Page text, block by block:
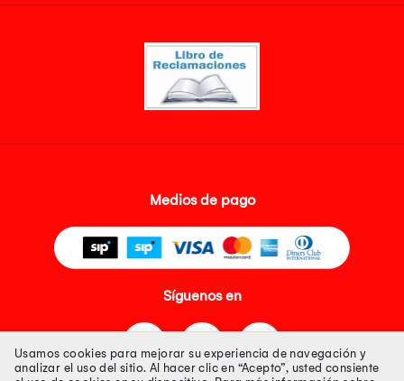
Medios de pago
Síguenos en
Usamos cookies para mejorar su experiencia de navegación y
analizar el uso del sitio. Al hacer clic en “Acepto”, usted consiente